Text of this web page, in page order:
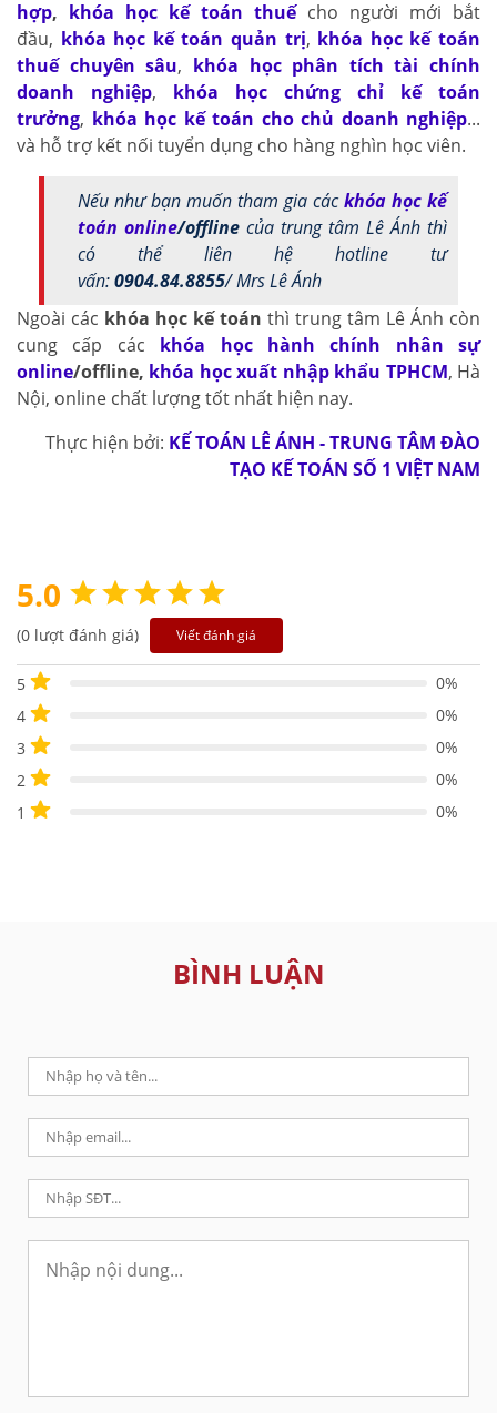
hợp, khóa học kế toán thuế cho người mới bắt
đầu, khóa học kế toán quản trị, khóa học kế toán
thuế chuyên sâu, khóa học phân tích tài chính
doanh nghiệp, khóa học chứng chỉ kế toán
trưởng, khóa học kế toán cho chủ doanh nghiệp...
và hỗ trợ kết nối tuyển dụng cho hàng nghìn học viên.
Nếu như bạn muốn tham gia cáckhóa học kế
toán online/offline của trung tâm Lê Ánh thì
có thể liên hệ hotline tư
vấn:0904.84.8855/ Mrs Lê Ánh
Ngoài các khóa học kế toán thì trung tâm Lê Ánh còn
cung cấp các khóa học hành chính nhân sự
online/offline, khóa học xuất nhập khẩu TPHCM, Hà
Nội, online chất lượng tốt nhất hiện nay.
Thực hiện bởi: KẾ TOÁN LÊ ÁNH - TRUNG TÂM ĐÀO
TẠO KẾ TOÁN SỐ 1 VIỆT NAM
5.0
(0 lượt đánh giá) Viết đánh giá
5
0%
4
0%
3
0%
2
0%
1
0%
BÌNH LUẬN